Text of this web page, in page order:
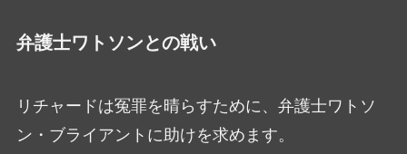
弁護士ワトソンとの戦い
リチャードは冤罪を晴らすために、弁護士ワトソ
ン・ブライアントに助けを求めます。